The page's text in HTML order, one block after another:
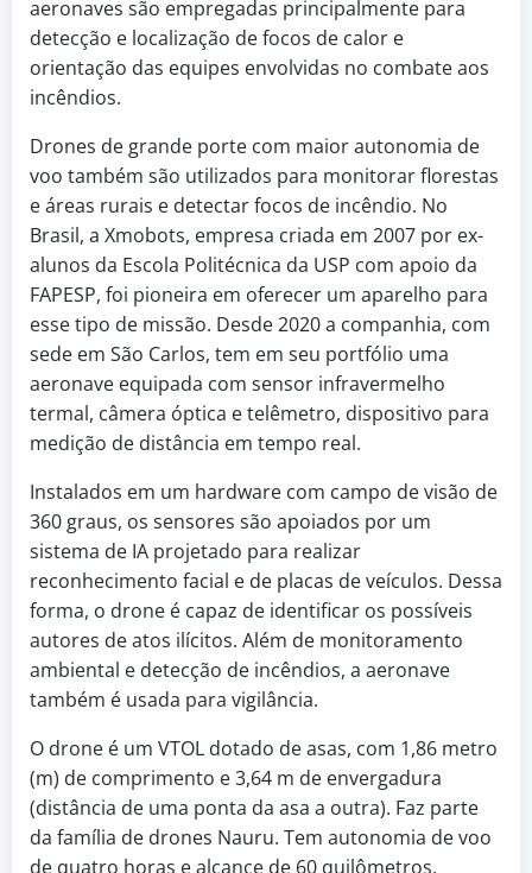
aeronaves são empregadas principalmente para
detecção e localização de focos de calor e
orientação das equipes envolvidas no combate aos
incêndios.
Drones de grande porte com maior autonomia de
voo também são utilizados para monitorar florestas
e áreas rurais e detectar focos de incêndio. No
Brasil, a Xmobots, empresa criada em 2007 por ex-
alunos da Escola Politécnica da USP com apoio da
FAPESP, foi pioneira em oferecer um aparelho para
esse tipo de missão. Desde 2020 a companhia, com
sede em São Carlos, tem em seu portfólio uma
aeronave equipada com sensor infravermelho
termal, câmera óptica e telêmetro, dispositivo para
medição de distância em tempo real.
Instalados em um hardware com campo de visão de
360 graus, os sensores são apoiados por um
sistema de IA projetado para realizar
reconhecimento facial e de placas de veículos. Dessa
forma, o drone é capaz de identificar os possíveis
autores de atos ilícitos. Além de monitoramento
ambiental e detecção de incêndios, a aeronave
também é usada para vigilância.
O drone é um VTOL dotado de asas, com 1,86 metro
(m) de comprimento e 3,64 m de envergadura
(distância de uma ponta da asa a outra). Faz parte
da família de drones Nauru. Tem autonomia de voo
de quatro horas e alcance de 60 quilômetros,